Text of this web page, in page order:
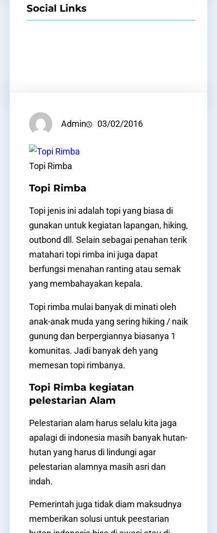
Social Links
Admin 03/02/2016
Topi Rimba
Topi Rimba
Topi jenis ini adalah topi yang biasa di
gunakan untuk kegiatan lapangan, hiking,
outbond dll. Selain sebagai penahan terik
matahari topi rimba ini juga dapat
berfungsi menahan ranting atau semak
yang membahayakan kepala.
Topi rimba mulai banyak di minati oleh
anak-anak muda yang sering hiking / naik
gunung dan berpergiannya biasanya 1
komunitas. Jadi banyak deh yang
memesan topi rimbanya.
Topi Rimba kegiatan
pelestarian Alam
Pelestarian alam harus selalu kita jaga
apalagi di indonesia masih banyak hutan-
hutan yang harus di lindungi agar
pelestarian alamnya masih asri dan
indah.
Pemerintah juga tidak diam maksudnya
memberikan solusi untuk peestarian